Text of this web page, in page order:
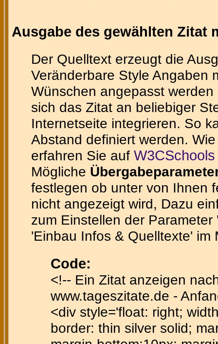
Ausgabe des gewählten Zitat
Der Quelltext erzeugt die
Veränderbare Style Angaben
Wünschen angepasst
sich das Zitat an beliebiger
Internetseite integrieren. So
Abstand definiert werden.
erfahren Sie auf
Mögliche
festlegen ob unter von Ihnen
nicht angezeigt wird, Dazu
zum Einstellen der
'Einbau Infos & Quelltexte' im
Code:
<!-- Ein Zitat anzeigen
www.tageszitate.de -
<div style='float: right;
border: thin silver solid;